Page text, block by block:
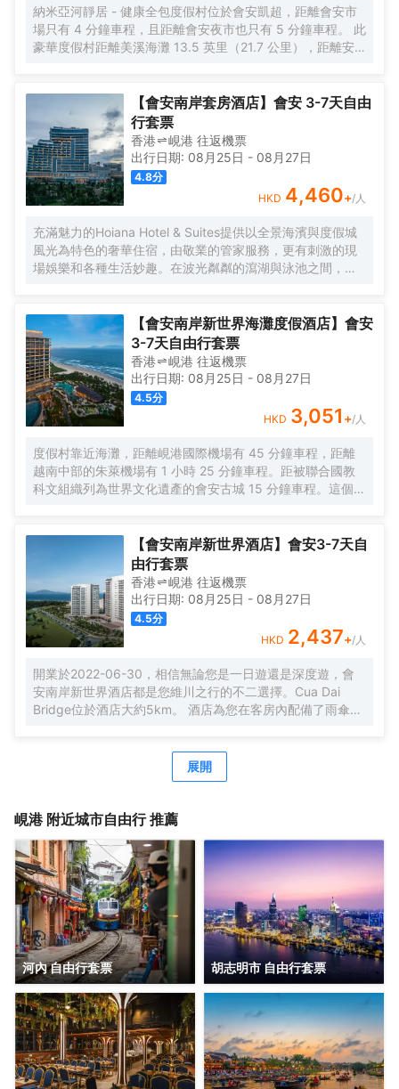
納米亞河靜居 - 健康全包度假村位於會安凱超，距離會安市
場只有 4 分鐘車程，且距離會安夜市也只有 5 分鐘車程。 此
豪華度假村距離美溪海灘 13.5 英里（21.7 公里），距離安
包括免費 WiFi、禮賓服務和禮品店/報攤。 您可以到餐廳享
用一頓美餐，也可以待在房間裏，享受度假村的部分時段客
房送餐服務。每天 06:30 至 10:00 提供收費的自助式早餐。
【會安南岸套房酒店】會安 3-7天自由
行套票
香港 峴港 往返機票
出行日期: 08月25日 - 08月27日
4.8分
HKD 4,460+/人
充滿魅力的Hoiana Hotel & Suites提供以全景海濱與度假城
風光為特色的奢華住宿，由敬業的管家服務，更有刺激的現
場娛樂和各種生活妙趣。在波光粼粼的瀉湖與泳池之間，這
【會安南岸新世界海灘度假酒店】會安
3-7天自由行套票
香港 峴港 往返機票
出行日期: 08月25日 - 08月27日
4.5分
HKD 3,051 +/人
度假村靠近海灘，距離峴港國際機場有 45 分鐘車程，距離
越南中部的朱萊機場有 1 小時 25 分鐘車程。距被聯合國教
科文組織列為世界文化遺產的會安古城 15 分鐘車程。這個地
【會安南岸新世界酒店】會安3-7天自
由行套票
香港 峴港 往返機票
出行日期: 08月25日 - 08月27日
4.5分
HKD 2,437+/人
開業於2022-06-30，相信無論您是一日遊還是深度遊，會
安南岸新世界酒店都是您維川之行的不二選擇。Cua Dai
Bridge位於酒店大約5km。 酒店為您在客房內配備了雨傘、
內提供拖鞋、24小時熱水和吹風機，讓您感受到賓至如歸的
享受。您可以到咖啡廳與朋友暢飲聊天度過閒暇時光。如果
得酒店的餐飲無法滿足您挑剔的味蕾，不妨去附近的Million
理）品嚐下一流的推薦美食。
展開
峴港附近城市自由行 推薦
河內 自由行套票 胡志明市 自由行套票